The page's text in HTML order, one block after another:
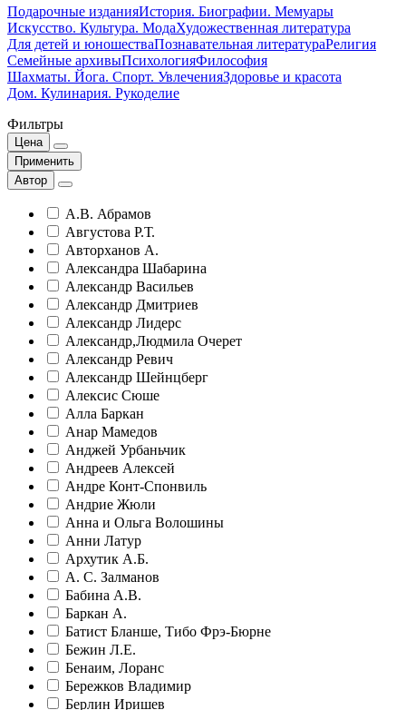
Подарочные изданияИстория. Биографии. Мемуары
Искусство. Культура. МодаХудожественная литература
Для детей и юношестваПознавательная литератураРелигия
Семейные архивыПсихологияФилософия
Шахматы. Йога. Спорт. УвлеченияЗдоровье и красота
Дом. Кулинария. Рукоделие
Фильтры
Цена
Применить
Автор
А.В. Абрамов
Августова Р.Т.
Авторханов А.
Александра Шабарина
Александр Васильев
Александр Дмитриев
Александр Лидерс
Александр,Людмила Очерет
Александр Ревич
Александр Шейнцберг
Алексис Сюше
Алла Баркан
Анар Мамедов
Анджей Урбаньчик
Андреев Алексей
Андре Конт-Спонвиль
Андрие Жюли
Анна и Ольга Волошины
Анни Латур
Архутик А.Б.
А. С. Залманов
Бабина А.В.
Баркан А.
Батист Бланше, Тибо Фрэ-Бюрне
Бежин Л.Е.
Бенаим, Лоранс
Бережков Владимир
Берлин Иришев